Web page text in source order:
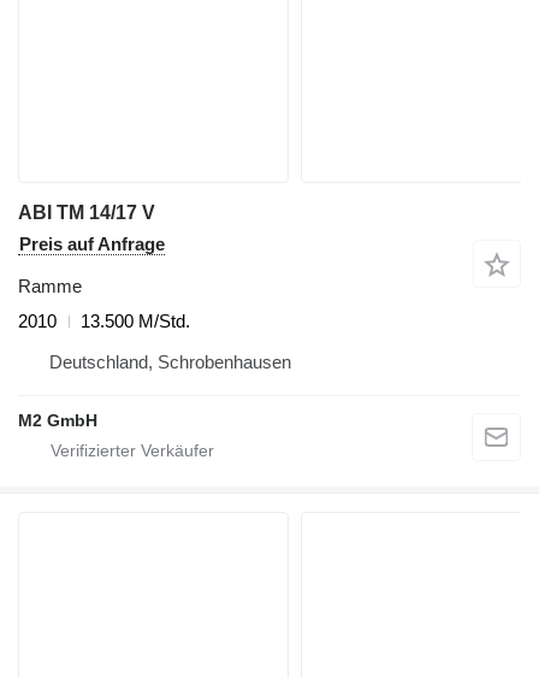
ABI TM 14/17 V
Preis auf Anfrage
Ramme
2010
13.500 M/Std.
Deutschland, Schrobenhausen
M2 GmbH